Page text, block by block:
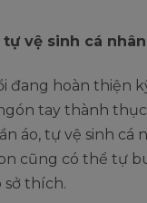
vệ sinh cá
đang hoàn thiện
tay thành
áo, tự vệ sinh cá
cũng có thể tự
sở thích.